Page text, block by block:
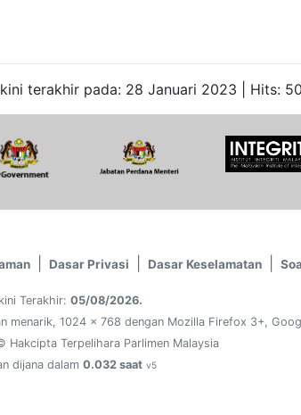
terakhir pada: 28 Januari 2023 | Hits:
Dasar Privasi Dasar Keselamatan
Terakhir: 05/08/2026.
menarik, 1024 x 768 dengan Mozilla Firefox 3+,
Hakcipta Terpelihara Parlimen Malaysia
dijana dalam 0.032 saat v5